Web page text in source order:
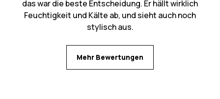
das war die beste Entscheidung. Er hällt wirklich
Feuchtigkeit und Kälte ab, und sieht auch noch
stylisch aus.
Mehr Bewertungen